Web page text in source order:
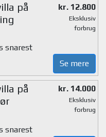
på
kr. 12.800
Eksklusiv
forbrug
snarest
Se mere
på
kr. 14.000
Eksklusiv
forbrug
snarest